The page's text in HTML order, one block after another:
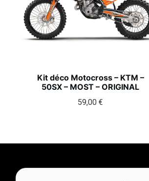
Kit déco Motocross – KTM –
50SX – MOST – ORIGINAL
59,00€